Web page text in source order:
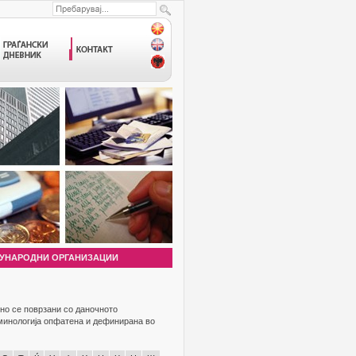
ОРГАНИЗАЦИИ
се поврзани со даночното
опфатена и дефинирана во